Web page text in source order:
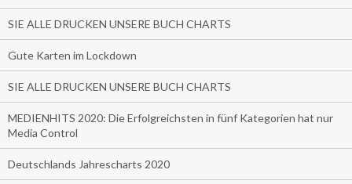
SIE ALLE DRUCKEN UNSERE BUCH CHARTS
Gute Karten im Lockdown
SIE ALLE DRUCKEN UNSERE BUCH CHARTS
MEDIENHITS 2020: Die Erfolgreichsten in fünf Kategorien hat nur
Media Control
Deutschlands Jahrescharts 2020